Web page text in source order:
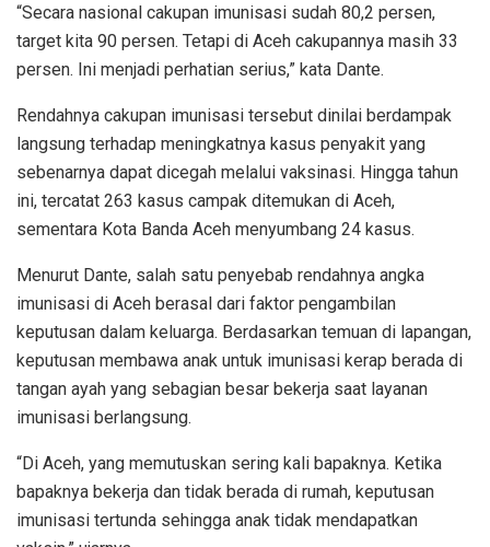
“Secara nasional cakupan imunisasi sudah 80,2 persen,
target kita 90 persen. Tetapi di Aceh cakupannya masih 33
persen. Ini menjadi perhatian serius,” kata Dante.
Rendahnya cakupan imunisasi tersebut dinilai berdampak
langsung terhadap meningkatnya kasus penyakit yang
sebenarnya dapat dicegah melalui vaksinasi. Hingga tahun
ini, tercatat 263 kasus campak ditemukan di Aceh,
sementara Kota Banda Aceh menyumbang 24 kasus.
Menurut Dante, salah satu penyebab rendahnya angka
imunisasi di Aceh berasal dari faktor pengambilan
keputusan dalam keluarga. Berdasarkan temuan di lapangan,
keputusan membawa anak untuk imunisasi kerap berada di
tangan ayah yang sebagian besar bekerja saat layanan
imunisasi berlangsung.
“Di Aceh, yang memutuskan sering kali bapaknya. Ketika
bapaknya bekerja dan tidak berada di rumah, keputusan
imunisasi tertunda sehingga anak tidak mendapatkan